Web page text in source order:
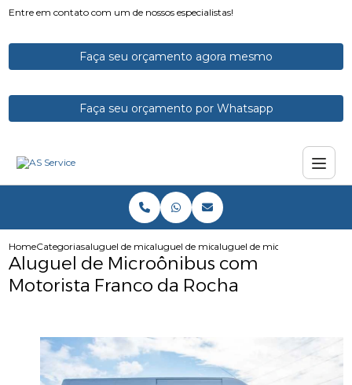
Entre em contato com um de nossos especialistas!
Faça seu orçamento agora mesmo
Faça seu orçamento por Whatsapp
HomeCategoriasaluguel de micro onibusaluguel de microonibusaluguel de microonibus com
Aluguel de Microônibus com
Motorista Franco da Rocha